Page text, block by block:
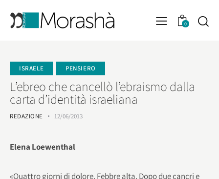
0
ISRAELE PENSIERO
L’ebreo che cancellò l’ebraismo dalla
carta d’identità israeliana
REDAZIONE 12/06/2013
Elena Loewenthal
«Quattro giorni di dolore. Febbre alta. Dopo due cancri e